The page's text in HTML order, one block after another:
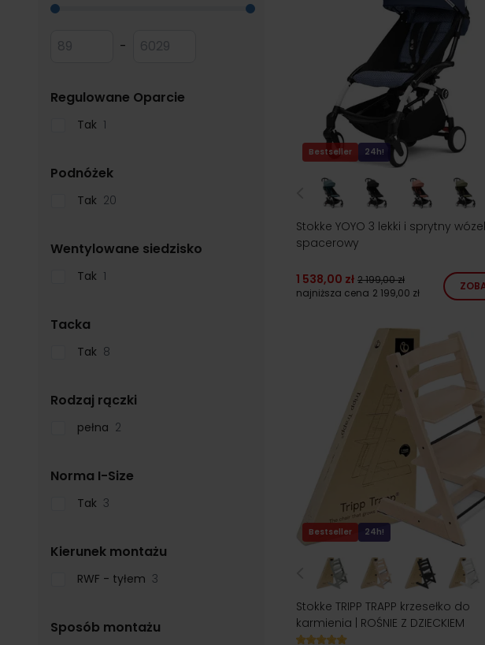
Minimum value
- Maksymalna wartość
Regulowane Oparcie
Tak 1
Podnóżekfilter
Tak 20
Wentylowane siedzisko
Tak 1
Tacka
Tak 8
Rodzaj rączki
pełna 2
Norma I-Size
Tak 3
Kierunek montażu
RWF - tyłem 3
Sposób montażu
Bestseller 24h!
Stokke YOYO 3 lekki i sprytny
spacerowy
1 538,00 zł 2 199,00 zł
najniższa cena 2 199,00 zł
Bestseller 24h!
Stokke TRIPP TRAPP krzesełko do
karmienia | ROŚNIE Z DZIECKIEM